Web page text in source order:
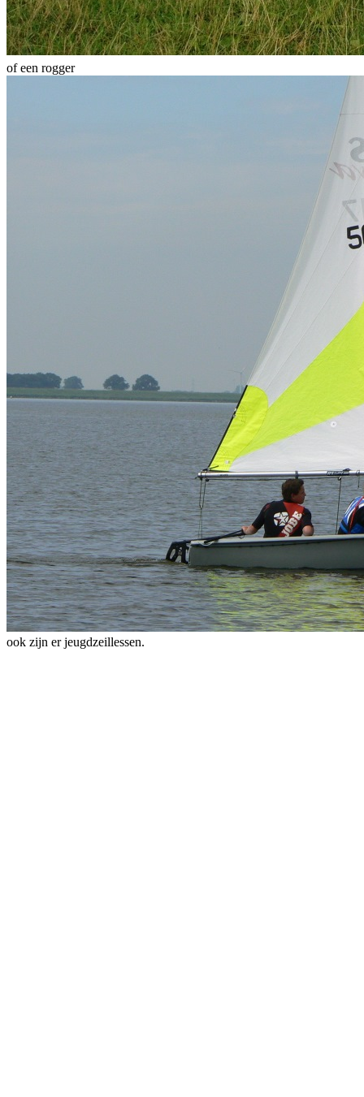
of een rogger
ook zijn er jeugdzeillessen.